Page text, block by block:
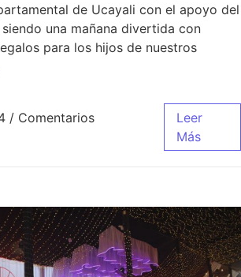
de Ucayali con el apoyo del
una mañana divertida con
para los hijos de nuestros
/ Comentarios
Leer
Más